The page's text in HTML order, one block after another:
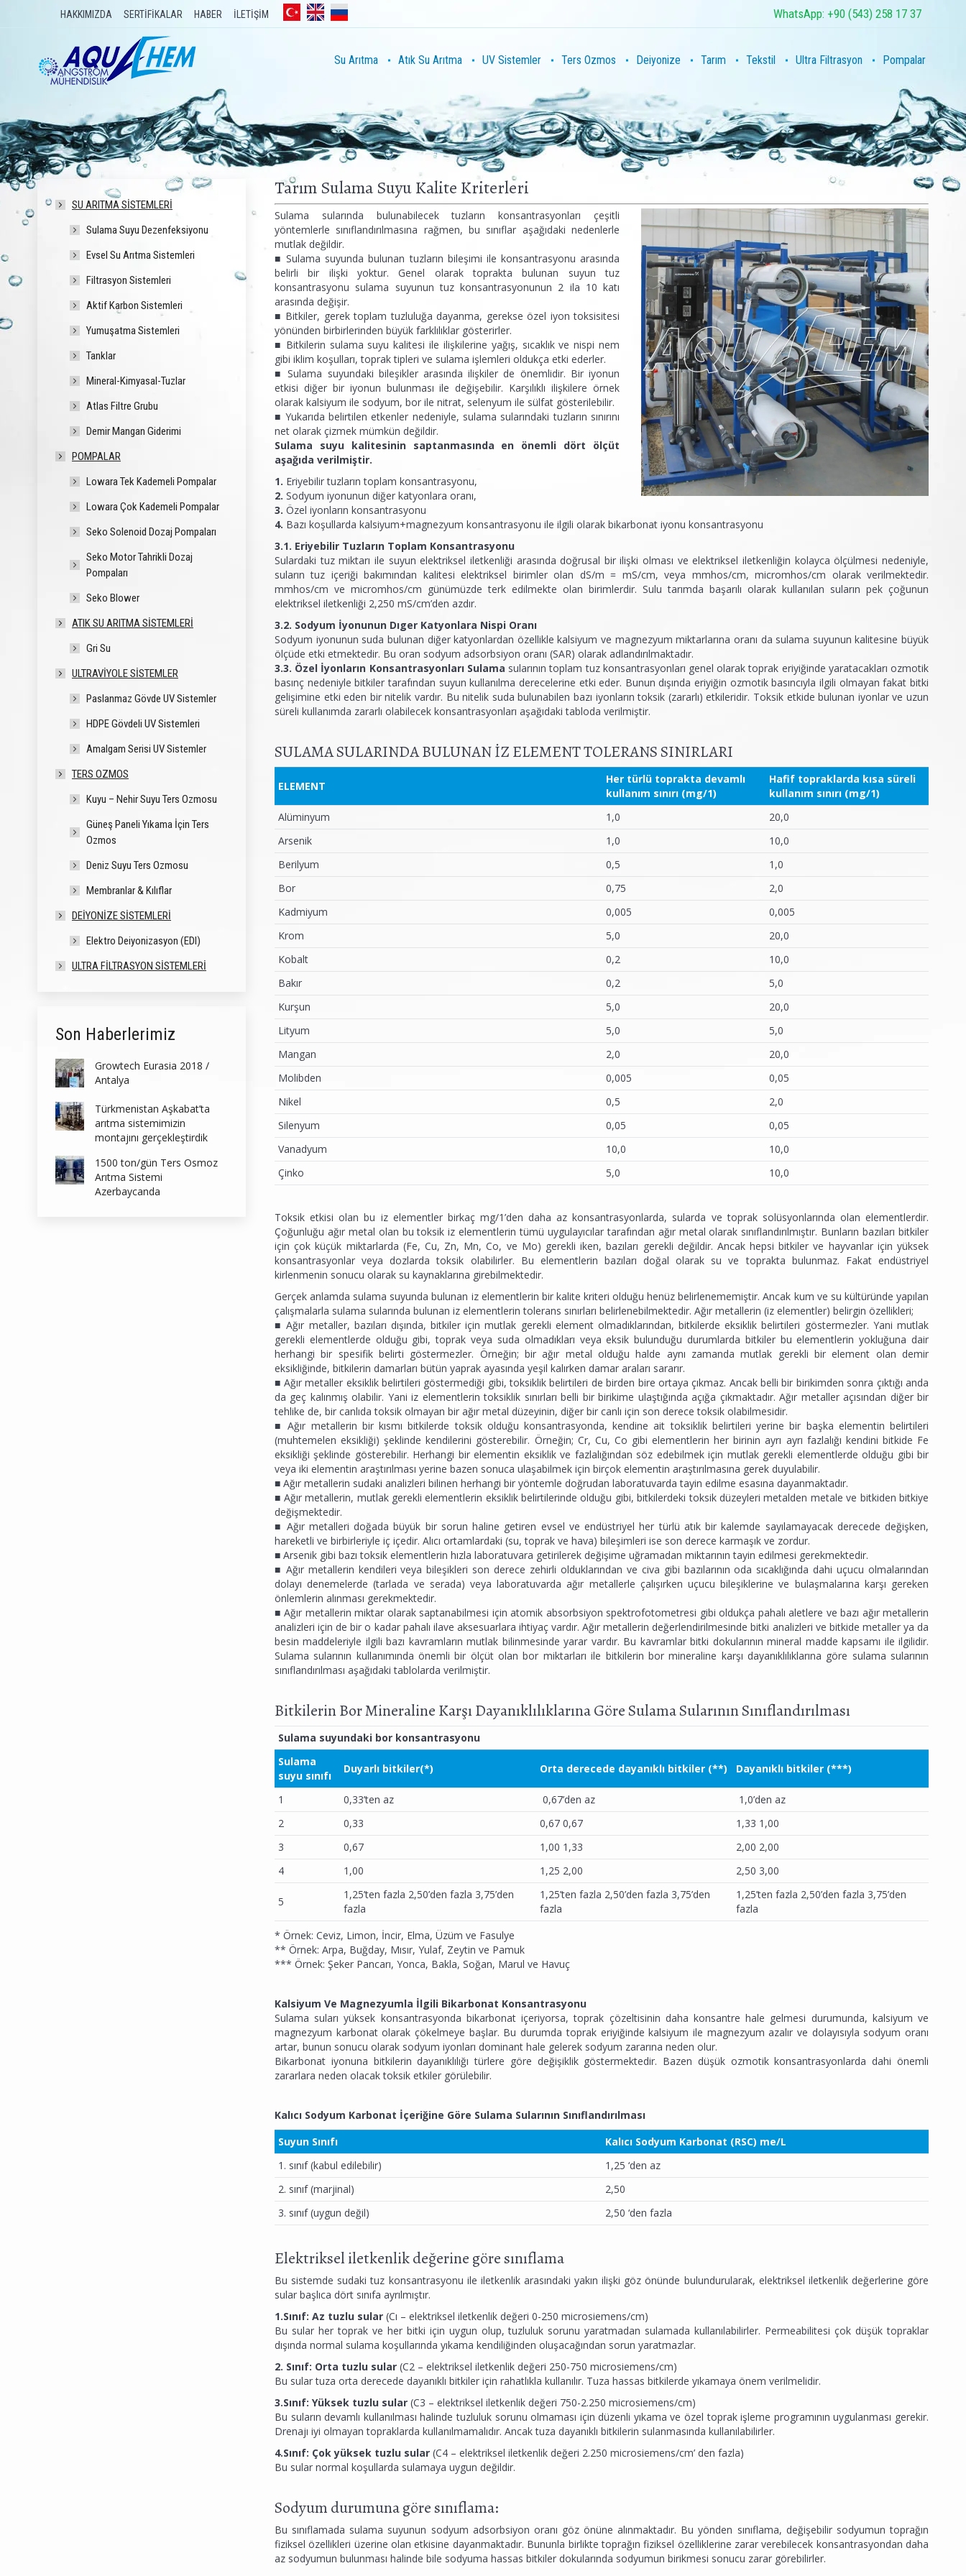
HAKKIMIZDA SERTİFİKALAR HABER İLETİŞİM WhatsApp: +90 (543) 258 17 37
Su Arıtma Atık Su Arıtma UV Sistemler Ters Ozmos Deiyonize Tarım Tekstil Ultra Filtrasyon Pompalar
Tarım Sulama Suyu Kalite Kriterleri
Sulama sularında bulunabilecek tuzların konsantrasyonları çeşitli
yöntemlerle sınıflandırılmasına rağmen, bu sınıflar aşağıdaki nedenlerle
mutlak değildir.
■ Sulama suyunda bulunan tuzların bileşimi ile konsantrasyonu arasında
belirli bir ilişki yoktur. Genel olarak toprakta bulunan suyun tuz
konsantrasyonu sulama suyunun tuz konsantrasyonunun 2 ila 10 katı
arasında değişir.
■ Bitkiler, gerek toplam tuzluluğa dayanma, gerekse özel iyon toksisitesi
yönünden birbirlerinden büyük farklılıklar gösterirler.
■ Bitkilerin sulama suyu kalitesi ile ilişkilerine yağış, sıcaklık ve nispi nem
gibi iklim koşulları, toprak tipleri ve sulama işlemleri oldukça etki ederler.
■ Sulama suyundaki bileşikler arasında ilişkiler de önemlidir. Bir iyonun
etkisi diğer bir iyonun bulunması ile değişebilir. Karşılıklı ilişkilere örnek
olarak kalsiyum ile sodyum, bor ile nitrat, selenyum ile sülfat gösterilebilir.
■ Yukarıda belirtilen etkenler nedeniyle, sulama sularındaki tuzların sınırını
net olarak çizmek mümkün değildir.
Sulama suyu kalitesinin saptanmasında en önemli dört ölçüt
aşağıda verilmiştir.
1. Eriyebilir tuzların toplam konsantrasyonu,
2. Sodyum iyonunun diğer katyonlara oranı,
3. Özel iyonların konsantrasyonu
4. Bazı koşullarda kalsiyum+magnezyum konsantrasyonu ile ilgili olarak bikarbonat iyonu konsantrasyonu
3.1. Eriyebilir Tuzların Toplam Konsantrasyonu
Sulardaki tuz miktarı ile suyun elektriksel iletkenliği arasında doğrusal bir ilişki olması ve elektriksel iletkenliğin kolayca ölçülmesi nedeniyle,
suların tuz içeriği bakımından kalitesi elektriksel birimler olan dS/m = mS/cm, veya mmhos/cm, micromhos/cm olarak verilmektedir.
mmhos/cm ve micromhos/cm günümüzde terk edilmekte olan birimlerdir. Sulu tarımda başarılı olarak kullanılan suların pek çoğunun
elektriksel iletkenliği 2,250 mS/cm’den azdır.
3.2. Sodyum İyonunun Dıger Katyonlara Nispi Oranı
Sodyum iyonunun suda bulunan diğer katyonlardan özellikle kalsiyum ve magnezyum miktarlarına oranı da sulama suyunun kalitesine büyük
ölçüde etki etmektedir. Bu oran sodyum adsorbsiyon oranı (SAR) olarak adlandırılmaktadır.
3.3. Özel İyonların Konsantrasyonları Sulama sularının toplam tuz konsantrasyonları genel olarak toprak eriyiğinde yaratacakları ozmotik
basınç nedeniyle bitkiler tarafından suyun kullanılma derecelerine etki eder. Bunun dışında eriyiğin ozmotik basıncıyla ilgili olmayan fakat bitki
gelişimine etki eden bir nitelik vardır. Bu nitelik suda bulunabilen bazı iyonların toksik (zararlı) etkileridir. Toksik etkide bulunan iyonlar ve uzun
süreli kullanımda zararlı olabilecek konsantrasyonları aşağıdaki tabloda verilmiştir.
SULAMA SULARINDA BULUNAN İZ ELEMENT TOLERANS SINIRLARI
ELEMENT
Her türlü toprakta devamlı
kullanım sınırı (mg/1)
Hafif topraklarda kısa süreli
kullanım sınırı (mg/1)
Alüminyum
1,0
20,0
Arsenik
1,0
10,0
Berilyum
0,5
1,0
Bor
0,75
2,0
Kadmiyum
0,005
0,005
Krom
5,0
20,0
Kobalt
0,2
10,0
Bakır
0,2
5,0
Kurşun
5,0
20,0
Lityum
5,0
5,0
Mangan
2,0
20,0
Molibden
0,005
0,05
Nikel
0,5
2,0
Silenyum
0,05
0,05
Vanadyum
10,0
10,0
Çinko
5,0 10,0
Toksik etkisi olan bu iz elementler birkaç mg/1’den daha az konsantrasyonlarda, sularda ve toprak solüsyonlarında olan elementlerdir.
Çoğunluğu ağır metal olan bu toksik iz elementlerin tümü uygulayıcılar tarafından ağır metal olarak sınıflandırılmıştır. Bunların bazıları bitkiler
için çok küçük miktarlarda (Fe, Cu, Zn, Mn, Co, ve Mo) gerekli iken, bazıları gerekli değildir. Ancak hepsi bitkiler ve hayvanlar için yüksek
konsantrasyonlar veya dozlarda toksik olabilirler. Bu elementlerin bazıları doğal olarak su ve toprakta bulunmaz. Fakat endüstriyel
kirlenmenin sonucu olarak su kaynaklarına girebilmektedir.
Gerçek anlamda sulama suyunda bulunan iz elementlerin bir kalite kriteri olduğu henüz belirlenememiştir. Ancak kum ve su kültüründe yapılan
çalışmalarla sulama sularında bulunan iz elementlerin tolerans sınırları belirlenebilmektedir. Ağır metallerin (iz elementler) belirgin özellikleri;
■ Ağır metaller, bazıları dışında, bitkiler için mutlak gerekli element olmadıklarından, bitkilerde eksiklik belirtileri göstermezler. Yani mutlak
gerekli elementlerde olduğu gibi, toprak veya suda olmadıkları veya eksik bulunduğu durumlarda bitkiler bu elementlerin yokluğuna dair
herhangi bir spesifik belirti göstermezler. Örneğin; bir ağır metal olduğu halde aynı zamanda mutlak gerekli bir element olan demir
eksikliğinde, bitkilerin damarları bütün yaprak ayasında yeşil kalırken damar araları sararır.
■ Ağır metaller eksiklik belirtileri göstermediği gibi, toksiklik belirtileri de birden bire ortaya çıkmaz. Ancak belli bir birikimden sonra çıktığı anda
da geç kalınmış olabilir. Yani iz elementlerin toksiklik sınırları belli bir birikime ulaştığında açığa çıkmaktadır. Ağır metaller açısından diğer bir
tehlike de, bir canlıda toksik olmayan bir ağır metal düzeyinin, diğer bir canlı için son derece toksik olabilmesidir.
■ Ağır metallerin bir kısmı bitkilerde toksik olduğu konsantrasyonda, kendine ait toksiklik belirtileri yerine bir başka elementin belirtileri
(muhtemelen eksikliği) şeklinde kendilerini gösterebilir. Örneğin; Cr, Cu, Co gibi elementlerin her birinin ayrı ayrı fazlalığı kendini bitkide Fe
eksikliği şeklinde gösterebilir. Herhangi bir elementin eksiklik ve fazlalığından söz edebilmek için mutlak gerekli elementlerde olduğu gibi bir
veya iki elementin araştırılması yerine bazen sonuca ulaşabilmek için birçok elementin araştırılmasına gerek duyulabilir.
■ Ağır metallerin sudaki analizleri bilinen herhangi bir yöntemle doğrudan laboratuvarda tayin edilme esasına dayanmaktadır.
■ Ağır metallerin, mutlak gerekli elementlerin eksiklik belirtilerinde olduğu gibi, bitkilerdeki toksik düzeyleri metalden metale ve bitkiden bitkiye
değişmektedir.
■ Ağır metalleri doğada büyük bir sorun haline getiren evsel ve endüstriyel her türlü atık bir kalemde sayılamayacak derecede değişken,
hareketli ve birbirleriyle iç içedir. Alıcı ortamlardaki (su, toprak ve hava) bileşimleri ise son derece karmaşık ve zordur.
■ Arsenik gibi bazı toksik elementlerin hızla laboratuvara getirilerek değişime uğramadan miktarının tayin edilmesi gerekmektedir.
■ Ağır metallerin kendileri veya bileşikleri son derece zehirli olduklarından ve civa gibi bazılarının oda sıcaklığında dahi uçucu olmalarından
dolayı denemelerde (tarlada ve serada) veya laboratuvarda ağır metallerle çalışırken uçucu bileşiklerine ve bulaşmalarına karşı gereken
önlemlerin alınması gerekmektedir.
■ Ağır metallerin miktar olarak saptanabilmesi için atomik absorbsiyon spektrofotometresi gibi oldukça pahalı aletlere ve bazı ağır metallerin
analizleri için de bir o kadar pahalı ilave aksesuarlara ihtiyaç vardır. Ağır metallerin değerlendirilmesinde bitki analizleri ve bitkide metaller ya da
besin maddeleriyle ilgili bazı kavramların mutlak bilinmesinde yarar vardır. Bu kavramlar bitki dokularının mineral madde kapsamı ile ilgilidir.
Sulama sularının kullanımında önemli bir ölçüt olan bor miktarları ile bitkilerin bor mineraline karşı dayanıklılıklarına göre sulama sularının
sınıflandırılması aşağıdaki tablolarda verilmiştir.
Bitkilerin Bor Mineraline Karşı Dayanıklılıklarına Göre Sulama Sularının Sınıflandırılması
Sulama suyundaki bor konsantrasyonu
Sulama
suyu sınıfı
Duyarlı bitkiler(*) Orta derecede dayanıklı bitkiler (**) Dayanıklı bitkiler (***)
1 0,33’ten az 0,67’den az
1,0’den az
2
0,33 0,67 0,67
1,33 1,00
3
0,67 1,00 1,33
2,00 2,00
4
1,00 1,25 2,00 2,50 3,00
5
1,25’ten fazla 2,50’den fazla 3,75’den
fazla
1,25’ten fazla 2,50’den fazla 3,75’den
fazla
1,25’ten fazla 2,50’den fazla 3,75’den
fazla
* Örnek: Ceviz, Limon, İncir, Elma, Üzüm ve Fasulye
** Örnek: Arpa, Buğday, Mısır, Yulaf, Zeytin ve Pamuk
*** Örnek: Şeker Pancarı, Yonca, Bakla, Soğan, Marul ve Havuç
Kalsiyum Ve Magnezyumla İlgili Bikarbonat Konsantrasyonu
Sulama suları yüksek konsantrasyonda bikarbonat içeriyorsa, toprak çözeltisinin daha konsantre hale gelmesi durumunda, kalsiyum ve
magnezyum karbonat olarak çökelmeye başlar. Bu durumda toprak eriyiğinde kalsiyum ile magnezyum azalır ve dolayısıyla sodyum oranı
artar, bunun sonucu olarak sodyum iyonları dominant hale gelerek sodyum zararına neden olur.
Bikarbonat iyonuna bitkilerin dayanıklılığı türlere göre değişiklik göstermektedir. Bazen düşük ozmotik konsantrasyonlarda dahi önemli
zararlara neden olacak toksik etkiler görülebilir.
Kalıcı Sodyum Karbonat İçeriğine Göre Sulama Sularının Sınıflandırılması
Suyun Sınıfı
Kalıcı Sodyum Karbonat (RSC) me/L
1. sınıf (kabul edilebilir)
1,25 ‘den az
2. sınıf (marjinal)
2,50
3. sınıf (uygun değil)
2,50 ‘den fazla
Elektriksel iletkenlik değerine göre sınıflama
Bu sistemde sudaki tuz konsantrasyonu ile iletkenlik arasındaki yakın ilişki göz önünde bulundurularak, elektriksel iletkenlik değerlerine göre
sular başlıca dört sınıfa ayrılmıştır.
1.Sınıf: Az tuzlu sular (Cı – elektriksel iletkenlik değeri 0-250 microsiemens/cm)
Bu sular her toprak ve her bitki için uygun olup, tuzluluk sorunu yaratmadan sulamada kullanılabilirler. Permeabilitesi çok düşük topraklar
dışında normal sulama koşullarında yıkama kendiliğinden oluşacağından sorun yaratmazlar.
2. Sınıf: Orta tuzlu sular (C2 – elektriksel iletkenlik değeri 250-750 microsiemens/cm)
Bu sular tuza orta derecede dayanıklı bitkiler için rahatlıkla kullanılır. Tuza hassas bitkilerde yıkamaya önem verilmelidir.
3.Sınıf: Yüksek tuzlu sular (C3 – elektriksel iletkenlik değeri 750-2.250 microsiemens/cm)
Bu suların devamlı kullanılması halinde tuzluluk sorunu olmaması için düzenli yıkama ve özel toprak işleme programının uygulanması gerekir.
Drenajı iyi olmayan topraklarda kullanılmamalıdır. Ancak tuza dayanıklı bitkilerin sulanmasında kullanılabilirler.
4.Sınıf: Çok yüksek tuzlu sular (C4 – elektriksel iletkenlik değeri 2.250 microsiemens/cm’ den fazla)
Bu sular normal koşullarda sulamaya uygun değildir.
Sodyum durumuna göre sınıflama:
Bu sınıflamada sulama suyunun sodyum adsorbsiyon oranı göz önüne alınmaktadır. Bu yönden sınıflama, değişebilir sodyumun toprağın
fiziksel özellikleri üzerine olan etkisine dayanmaktadır. Bununla birlikte toprağın fiziksel özelliklerine zarar verebilecek konsantrasyondan daha
az sodyumun bulunması halinde bile sodyuma hassas bitkiler dokularında sodyumun birikmesi sonucu zarar görebilirler.
SU ARITMA SISTEMLERI
Sulama Suyu Dezenfeksiyonu
Evsel Su Arıtma Sistemleri
Filtrasyon Sistemleri
Aktif Karbon Sistemleri
Yumuşatma Sistemleri
Tanklar
Mineral-Kimyasal-Tuzlar
Atlas Filtre Grubu
Demir Mangan Giderimi
POMPALAR
Lowara Tek Kademeli Pompalar
Lowara Çok Kademeli Pompalar
Seko Solenoid Dozaj Pompaları
Seko Motor Tahrikli Dozaj
Pompaları
Seko Blower
ATIK SU ARITMA SISTEMLERI
Gri Su
ULTRAVIYOLE SISTEMLER
Paslanmaz Gövde UV Sistemler
HDPE Gövdeli UV Sistemleri
Amalgam Serisi UV Sistemler
TERS OZMOS
Kuyu – Nehir Suyu Ters Ozmosu
Güneş Paneli Yıkama İçin Ters
Ozmos
Deniz Suyu Ters Ozmosu
Membranlar & Kılıflar
DEIYONIZE SISTEMLERI
Elektro Deiyonizasyon (EDI)
ULTRA FILTRASYON SISTEMLERI
Son Haberlerimiz
Growtech Eurasia 2018 /
Antalya
Türkmenistan Aşkabat’ta
arıtma sistemimizin
montajını gerçekleştirdik
1500 ton/gün Ters Osmoz
Arıtma Sistemi
Azerbaycanda